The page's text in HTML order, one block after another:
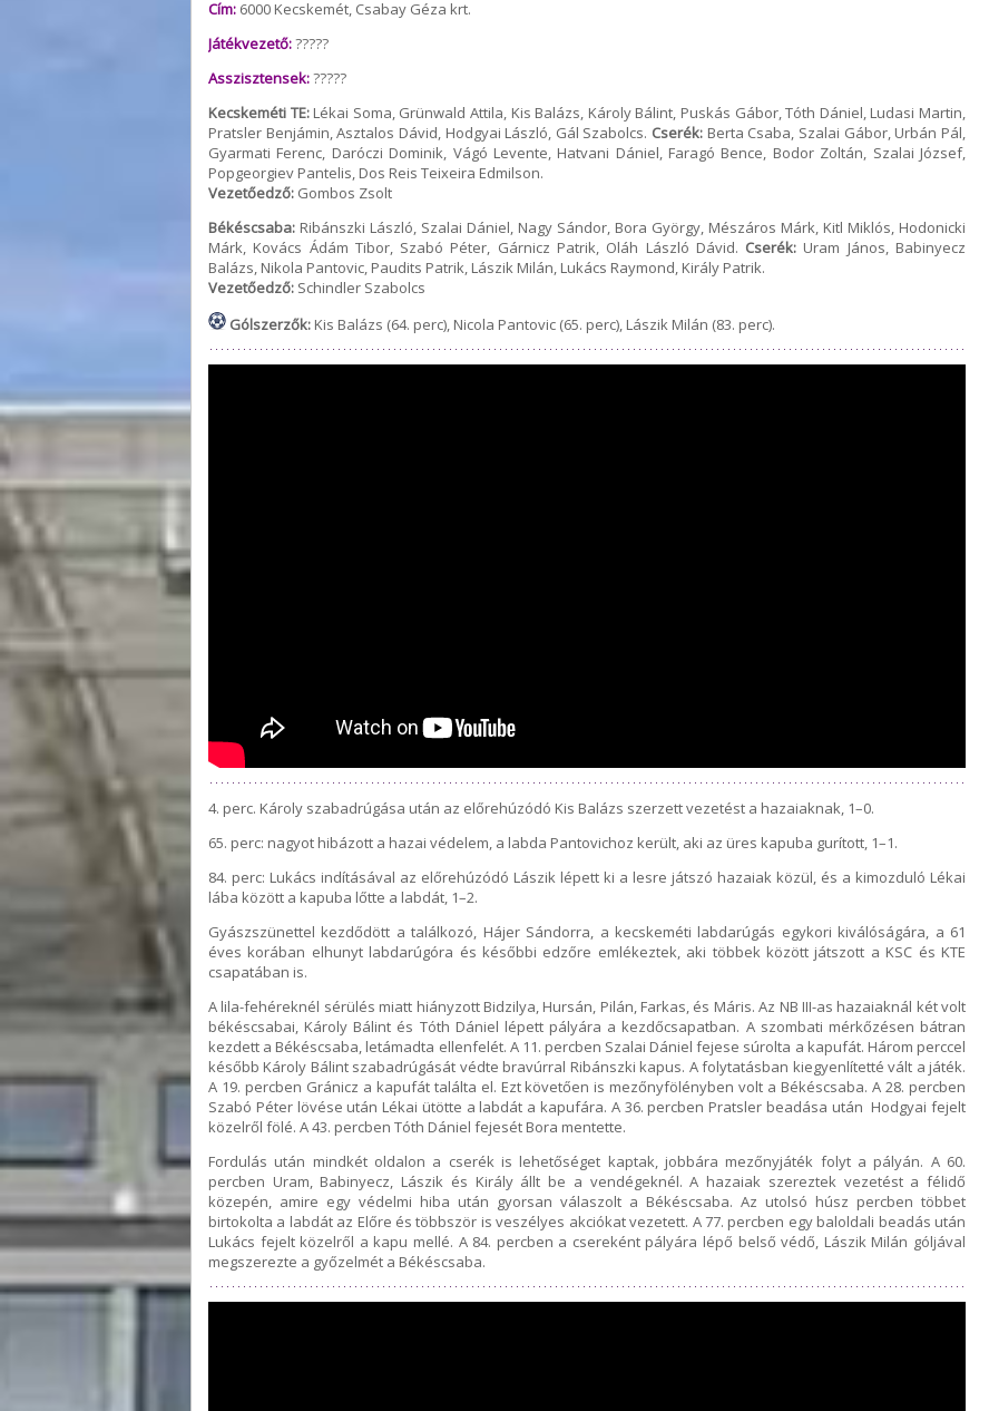
Cím: 6000 Kecskemét, Csabay Géza krt.
Játékvezető:?????
Asszisztensek:?????
Kecskeméti TE:Lékai Soma, Grünwald Attila, Kis Balázs, Károly Bálint, Puskás Gábor, Tóth Dániel, Ludasi Martin,
Pratsler Benjámin, Asztalos Dávid, Hodgyai László, Gál Szabolcs. Cserék: Berta Csaba, Szalai Gábor, Urbán Pál,
Gyarmati Ferenc, Daróczi Dominik, Vágó Levente, Hatvani Dániel, Faragó Bence, Bodor Zoltán, Szalai József,
Popgeorgiev Pantelis, Dos Reis Teixeira Edmilson.
Vezetőedző: Gombos Zsolt
Békéscsaba: Ribánszki László, Szalai Dániel, Nagy Sándor, Bora György, Mészáros Márk, Kitl Miklós, Hodonicki
Márk, Kovács Ádám Tibor, Szabó Péter, Gárnicz Patrik, Oláh László Dávid. Cserék: Uram János, Babinyecz
Balázs, Nikola Pantovic, Paudits Patrik, Lászik Milán, Lukács Raymond, Király Patrik.
Vezetőedző: Schindler Szabolcs
Gólszerzők: Kis Balázs (64. perc), Nicola Pantovic (65. perc), Lászik Milán (83. perc).
4. perc. Károly szabadrúgása után az előrehúzódó Kis Balázs szerzett vezetést a hazaiaknak, 1–0.
65. perc: nagyot hibázott a hazai védelem, a labda Pantovichoz került, aki az üres kapuba gurított, 1–1.
84. perc: Lukács indításával az előrehúzódó Lászik lépett ki a lesre játszó hazaiak közül, és a kimozduló Lékai
lába között a kapuba lőtte a labdát, 1–2.
Gyászszünettel kezdődött a találkozó, Hájer Sándorra, a kecskeméti labdarúgás egykori kiválóságára, a 61
éves korában elhunyt labdarúgóra és későbbi edzőre emlékeztek, aki többek között játszott a KSC és KTE
csapatában is.
A lila-fehéreknél sérülés miatt hiányzott Bidzilya, Hursán, Pilán, Farkas, és Máris. Az NB III-as hazaiaknál két volt
békéscsabai, Károly Bálint és Tóth Dániel lépett pályára a kezdőcsapatban. A szombati mérkőzésen bátran
kezdett a Békéscsaba, letámadta ellenfelét. A 11. percben Szalai Dániel fejese súrolta a kapufát. Három perccel
később Károly Bálint szabadrúgását védte bravúrral Ribánszki kapus. A folytatásban kiegyenlítetté vált a játék.
A 19. percben Gránicz a kapufát találta el. Ezt követően is mezőnyfölényben volt a Békéscsaba. A 28. percben
Szabó Péter lövése után Lékai ütötte a labdát a kapufára. A 36. percben Pratsler beadása után Hodgyai fejelt
közelről fölé. A 43. percben Tóth Dániel fejesét Bora mentette.
Fordulás után mindkét oldalon a cserék is lehetőséget kaptak, jobbára mezőnyjáték folyt a pályán. A 60.
percben Uram, Babinyecz, Lászik és Király állt be a vendégeknél. A hazaiak szereztek vezetést a félidő
közepén, amire egy védelmi hiba után gyorsan válaszolt a Békéscsaba. Az utolsó húsz percben többet
birtokolta a labdát az Előre és többször is veszélyes akciókat vezetett. A 77. percben egy baloldali beadás után
Lukács fejelt közelről a kapu mellé. A 84. percben a csereként pályára lépő belső védő, Lászik Milán góljával
megszerezte a győzelmét a Békéscsaba.